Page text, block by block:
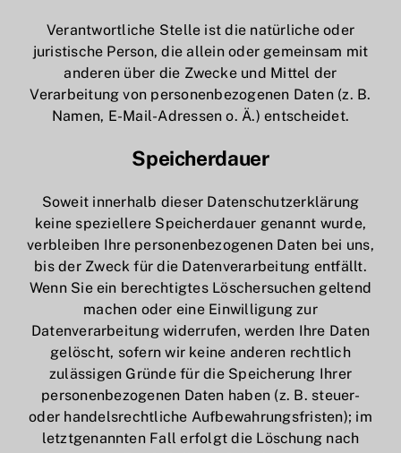
Verantwortliche Stelle ist die natürliche oder
juristische Person, die allein oder gemeinsam mit
anderen über die Zwecke und Mittel der
Verarbeitung von personenbezogenen Daten (z. B.
Namen, E-Mail-Adressen o. Ä.) entscheidet.
Speicherdauer
Soweit innerhalb dieser Datenschutzerklärung
keine speziellere Speicherdauer genannt wurde,
verbleiben Ihre personenbezogenen Daten bei uns,
bis der Zweck für die Datenverarbeitung entfällt.
Wenn Sie ein berechtigtes Löschersuchen geltend
machen oder eine Einwilligung zur
Datenverarbeitung widerrufen, werden Ihre Daten
gelöscht, sofern wir keine anderen rechtlich
zulässigen Gründe für die Speicherung Ihrer
personenbezogenen Daten haben (z. B. steuer-
oder handelsrechtliche Aufbewahrungsfristen); im
letztgenannten Fall erfolgt die Löschung nach